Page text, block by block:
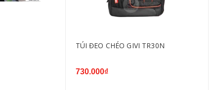
TÚI ĐEO CHÉO GIVI TR30N
730.000₫